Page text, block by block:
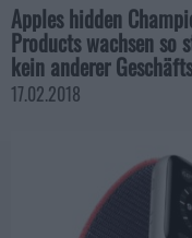
Apples hidden
Products wachsen so
kein anderer
17.02.2018